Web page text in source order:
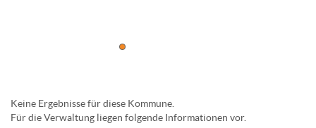
Keine Ergebnisse für diese Kommune.
Für die Verwaltung liegen folgende Informationen vor.